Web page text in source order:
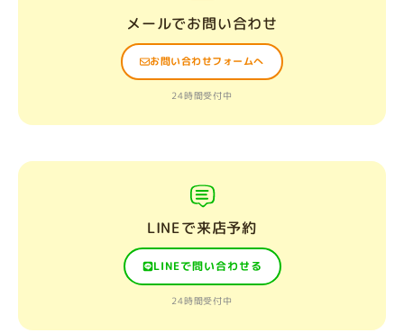
メールでお問い合わせ
お問い合わせフォームへ
24時間受付中
LINEで来店予約
LINEで問い合わせる
24時間受付中